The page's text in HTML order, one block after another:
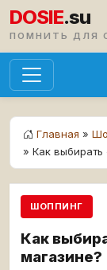
DOSIE.su
ПОМНИТЬ ДЛЯ
Главная »
» Как выбирать
ШОППИНГ
Как
магазине?